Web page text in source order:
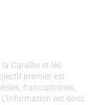
Caraïbe et les
premier est
francophones,
est donc